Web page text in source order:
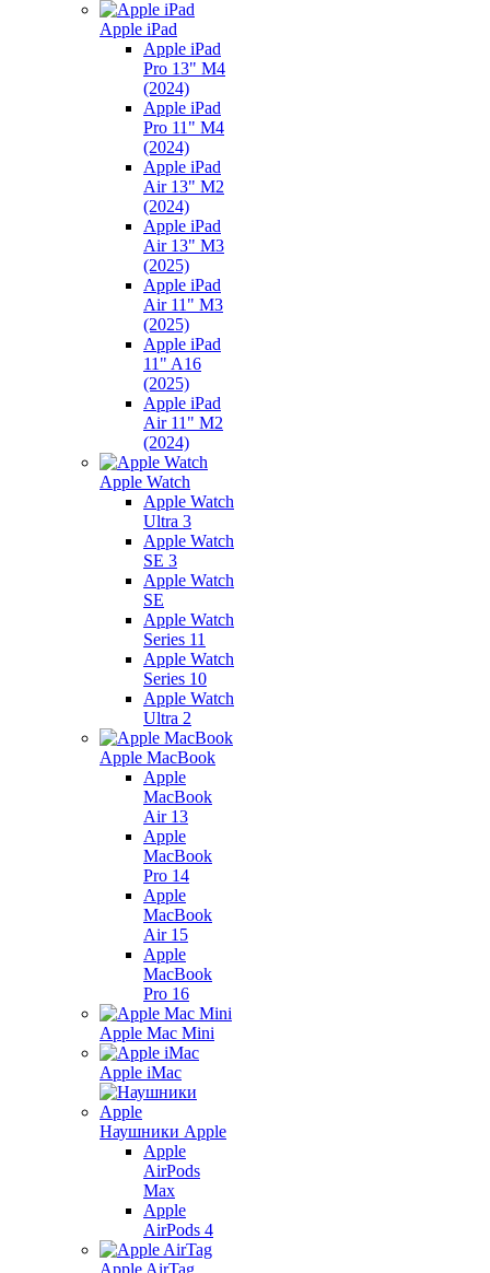
Apple iPad
Apple iPad
Pro 13" M4
(2024)
Apple iPad
Pro 11" M4
(2024)
Apple iPad
Air 13" M2
(2024)
Apple iPad
Air 13" M3
(2025)
Apple iPad
Air 11" M3
(2025)
Apple iPad
11" A16
(2025)
Apple iPad
Air 11" M2
(2024)
Apple Watch
Apple Watch
Ultra 3
Apple Watch
SE 3
Apple Watch
SE
Apple Watch
Series 11
Apple Watch
Series 10
Apple Watch
Ultra 2
Apple MacBook
Apple
MacBook
Air 13
Apple
MacBook
Pro 14
Apple
MacBook
Air 15
Apple
MacBook
Pro 16
Apple Mac Mini
Apple iMac
Наушники Apple
Apple
AirPods
Max
Apple
AirPods 4
Apple AirTag